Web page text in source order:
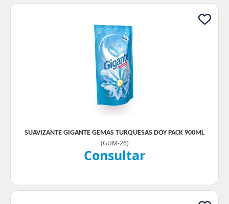
SUAVIZANTE GIGANTE GEMAS TURQUESAS DOY PACK 900ML
(GUM-26)
Consultar